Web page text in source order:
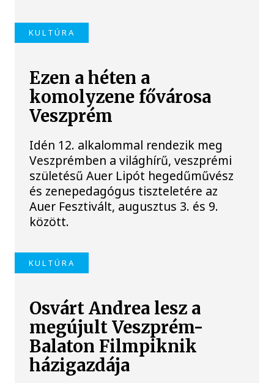
KULTÚRA
Ezen a héten a
komolyzene fővárosa
Veszprém
Idén 12. alkalommal rendezik meg
Veszprémben a világhírű, veszprémi
születésű Auer Lipót hegedűművész
és zenepedagógus tiszteletére az
Auer Fesztivált, augusztus 3. és 9.
között.
KULTÚRA
Osvárt Andrea lesz a
megújult Veszprém-
Balaton Filmpiknik
házigazdája